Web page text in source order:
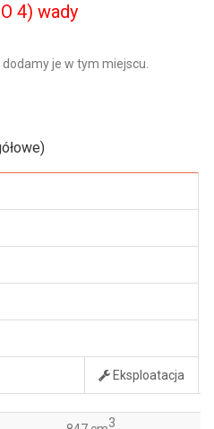
4) wady
dodamy je w tym miejscu.
Eksploatacja
3